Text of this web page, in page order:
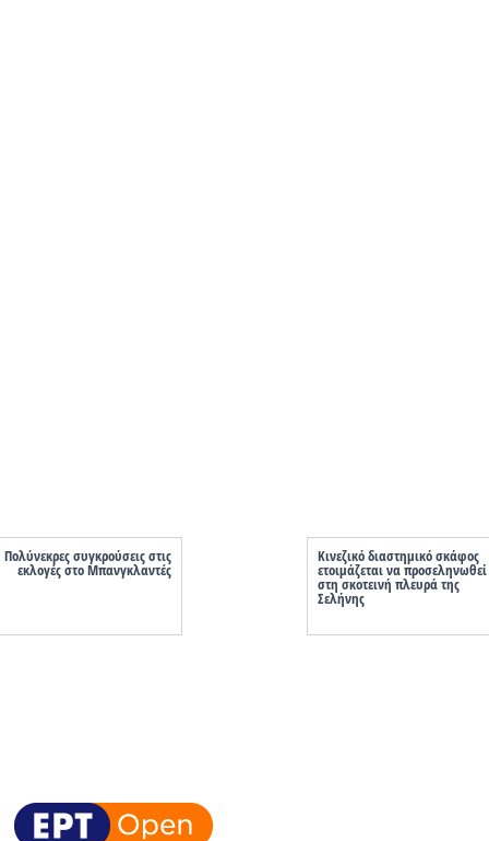
Πολύνεκρες συγκρούσεις στις
εκλογές στο Μπανγκλαντές
Κινεζικό διαστημικό σκάφος
ετοιμάζεται να προσεληνωθεί
στη σκοτεινή πλευρά της
Σελήνης